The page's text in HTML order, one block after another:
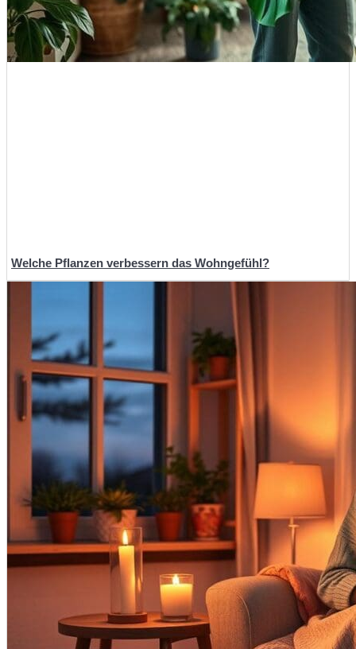
Welche Pflanzen verbessern das Wohngefühl?